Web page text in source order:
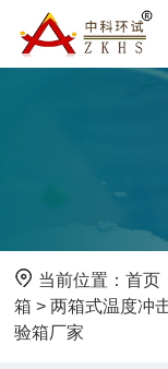
当前位置：首页
箱 >两箱式温度冲
验箱厂家